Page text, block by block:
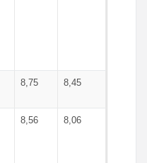
8,75 8,45
8,56 8,06